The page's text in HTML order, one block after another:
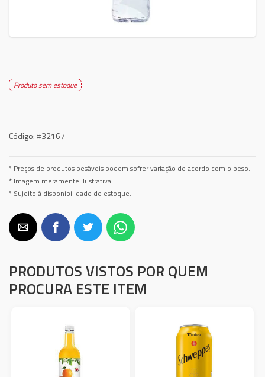
Produto sem estoque
Código:#32167
* Preços de produtos pesáveis podem sofrer variação de acordo com o peso.
* Imagem meramente ilustrativa.
* Sujeito à disponibilidade de estoque.
PRODUTOS VISTOS POR QUEM
PROCURA ESTE ITEM